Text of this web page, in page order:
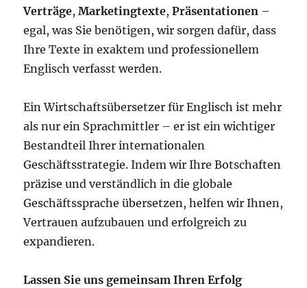
Verträge,Marketingtexte,Präsentationen –
egal, was Sie benötigen, wir sorgen dafür, dass
Ihre Texte in exaktem und professionellem
Englisch verfasst werden.
Ein Wirtschaftsübersetzer für Englisch ist mehr
als nur ein Sprachmittler – er ist ein wichtiger
Bestandteil Ihrer internationalen
Geschäftsstrategie. Indem wir Ihre Botschaften
präzise und verständlich in die globale
Geschäftssprache übersetzen, helfen wir Ihnen,
Vertrauen aufzubauen und erfolgreich zu
expandieren.
Lassen Sie uns gemeinsam Ihren Erfolg